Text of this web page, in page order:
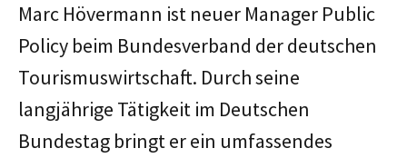
Marc Hövermann ist neuer Manager Public
Policy beim Bundesverband der deutschen
Tourismuswirtschaft. Durch seine
langjährige Tätigkeit im Deutschen
Bundestag bringt er ein umfassendes